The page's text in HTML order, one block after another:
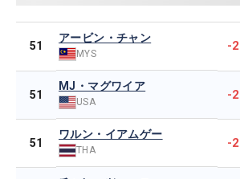
51
アービン・チャン
MYS
-2
51
MJ・マグワイア
USA -2
51
ワルン・イアムゲー
THA -2